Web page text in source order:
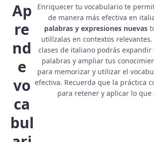
Ap
re
nd
e
vo
ca
bul
Enriquecer tu vocabulario te
de manera más efectiva en
palabras y expresiones nuevas
utilízalas en contextos
clases de italiano podrás
palabras y ampliar tus
para memorizar y utilizar el
efectiva. Recuerda que la práctica
para retener y aplicar lo que